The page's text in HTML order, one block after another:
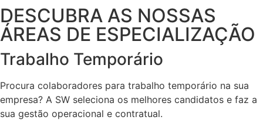
DESCUBRA AS NOSSAS
ÁREAS DE ESPECIALIZAÇÃO
Trabalho Temporário
Procura colaboradores para trabalho temporário na sua
empresa? A SW seleciona os melhores candidatos e faz a
sua gestão operacional e contratual.